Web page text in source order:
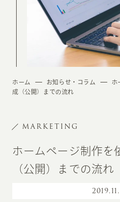
ホーム お知らせ・コラム
ホ
成（公開）までの流れ
MARKETING
ホームページ制作を
（公開）までの流れ
2019.